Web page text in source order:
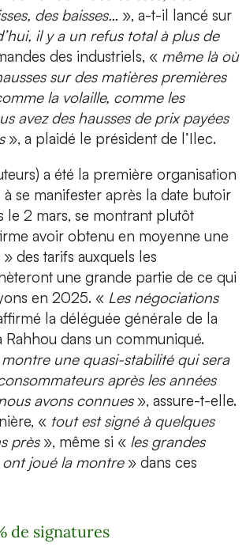
des baisses… », a-t-il lancé sur
il y a un refus total à plus de
des industriels, « même là où
sur des matières premières
la volaille, comme les
avez des hausses de prix payées
», a plaidé le président de l’Ilec.
a été la première organisation
se manifester après la date butoir
le 2 mars, se montrant plutôt
avoir obtenu en moyenne une
des tarifs auxquels les
une grande partie de ce qui
en 2025. « Les négociations
la déléguée générale de la
Rahhou dans un communiqué.
montre une quasi-stabilité qui sera
après les années
avons connues», assure-t-elle.
« tout est signé à quelques
près», même si « les grandes
joué la montre» dans ces
de signatures